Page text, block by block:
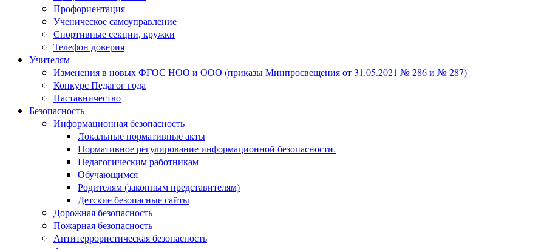
Профориентация
Ученическое самоуправление
Спортивные секции, кружки
Телефон доверия
Учителям
Изменения в новых ФГОС НОО и ООО (приказы Минпросвещения от 31.05.2021 № 286 и № 287)
Конкурс Педагог года
Наставничество
Безопасность
Информационная безопасность
Локальные нормативные акты
Нормативное регулирование информационной безопасности.
Педагогическим работникам
Обучающимся
Родителям (законным представителям)
Детские безопасные сайты
Дорожная безопасность
Пожарная безопасность
Антитеррористическая безопасность